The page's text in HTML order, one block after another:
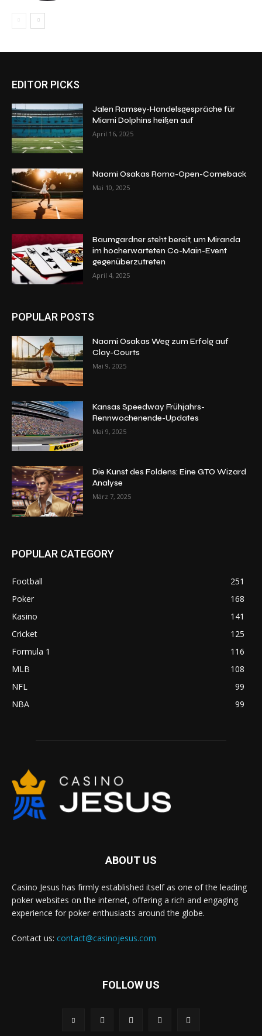
EDITOR PICKS
Jalen Ramsey-Handelsgespräche für
Miami Dolphins heißen auf
April 16, 2025
Naomi Osakas Roma-Open-Comeback
Mai 10, 2025
Baumgardner steht bereit, um Miranda
im hocherwarteten Co-Main-Event
gegenüberzutreten
April 4, 2025
POPULAR POSTS
Naomi Osakas Weg zum Erfolg auf
Clay-Courts
Mai 9, 2025
Kansas Speedway Frühjahrs-
Rennwochenende-Updates
Mai 9, 2025
Die Kunst des Foldens: Eine GTO Wizard
Analyse
März 7, 2025
POPULAR CATEGORY
Football
251
Poker
168
Kasino
141
Cricket
125
Formula 1
116
MLB
108
NFL
99
NBA
99
ABOUT US
Casino Jesus has firmly established itself as one of the leading
poker websites on the internet, offering a rich and engaging
experience for poker enthusiasts around the globe.
Contact us: contact@casinojesus.com
FOLLOW US